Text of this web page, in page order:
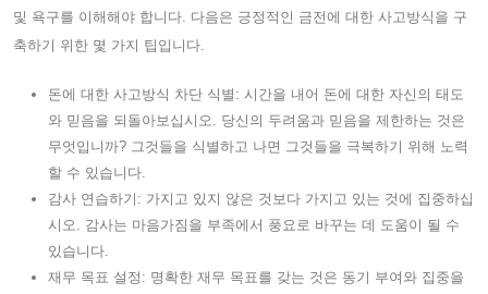
및 욕구를 이해해야 합니다. 다음은 긍정적인 금전에 대한 사고방식을 구
축하기 위한 몇 가지 팁입니다.
돈에 대한 사고방식 차단 식별: 시간을 내어 돈에 대한 자신의 태도
와 믿음을 되돌아보십시오. 당신의 두려움과 믿음을 제한하는 것은
무엇입니까? 그것들을 식별하고 나면 그것들을 극복하기 위해 노력
할 수 있습니다.
감사 연습하기: 가지고 있지 않은 것보다 가지고 있는 것에 집중하십
시오. 감사는 마음가짐을 부족에서 풍요로 바꾸는 데 도움이 될 수
있습니다.
재무 목표 설정: 명확한 재무 목표를 갖는 것은 동기 부여와 집중을